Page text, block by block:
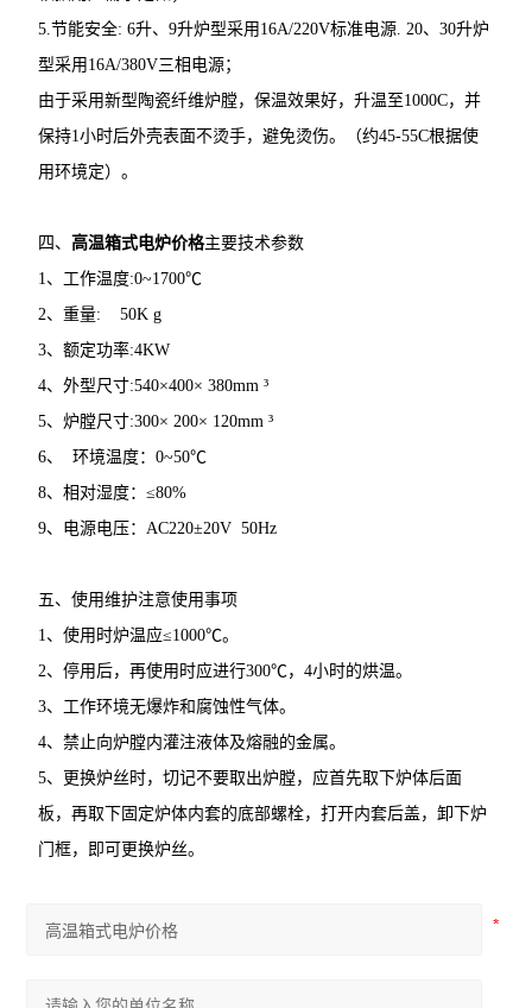
5.节能安全: 6升、9升炉型采用16A/220V标准电源. 20、30升炉
型采用16A/380V三相电源；
由于采用新型陶瓷纤维炉膛，保温效果好，升温至1000C，并
保持1小时后外壳表面不烫手，避免烫伤。（约45-55C根据使
用环境定）。
四、 高温箱式电炉价格主要技术参数
1、工作温度:0~1700℃
2、重量: 50K g
3、额定功率:4KW
4、外型尺寸:540×400× 380mm ³
5、炉膛尺寸:300× 200× 120mm ³
6、 环境温度：0~50℃
8、相对湿度：≤80%
9、电源电压：AC220±20V 50Hz
五、使用维护注意使用事项
1、使用时炉温应≤1000℃。
2、停用后，再使用时应进行300℃，4小时的烘温。
3、工作环境无爆炸和腐蚀性气体。
4、禁止向炉膛内灌注液体及熔融的金属。
5、更换炉丝时，切记不要取出炉膛，应首先取下炉体后面
板，再取下固定炉体内套的底部螺栓，打开内套后盖，卸下炉
门框，即可更换炉丝。